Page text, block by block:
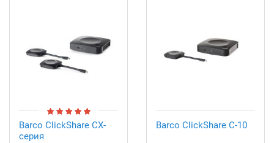
Barco ClickShare CX-
серия
Barco ClickShare C-10